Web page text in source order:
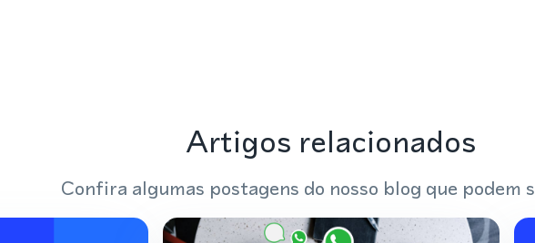
Artigos relacionados
Confira algumas postagens do nosso blog que podem